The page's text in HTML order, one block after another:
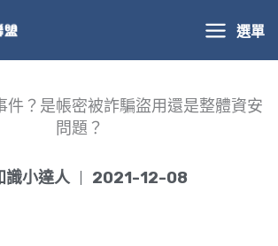
選單
件？是帳密被詐騙盜用還是整體資安
問題？
識小達人 2021-12-08